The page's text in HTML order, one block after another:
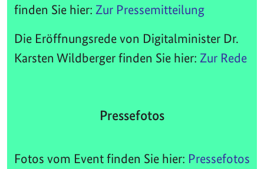
finden Sie hier: Zur Pressemitteilung
Die Eröffnungsrede von Digitalminister Dr.
Karsten Wildberger finden Sie hier: Zur Rede
Pressefotos
Fotos vom Event finden Sie hier: Pressefotos